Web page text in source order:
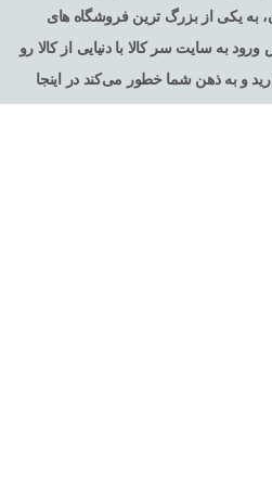
به یکی از بزرگ ترین فروشگاه های
به سایت سر کالا با دنیایی از کالا رو
و به ذهن شما خطور می‌کند در اینجا